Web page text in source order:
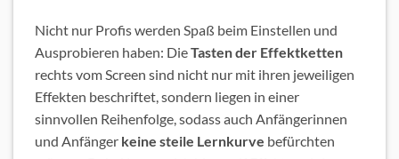
Nicht nur Profis werden Spaß beim Einstellen und
Ausprobieren haben: DieTasten der Effektketten
rechts vom Screen sind nicht nur mit ihren jeweiligen
Effekten beschriftet, sondern liegen in einer
sinnvollen Reihenfolge, sodass auch Anfängerinnen
und Anfänger keine steile Lernkurve befürchten